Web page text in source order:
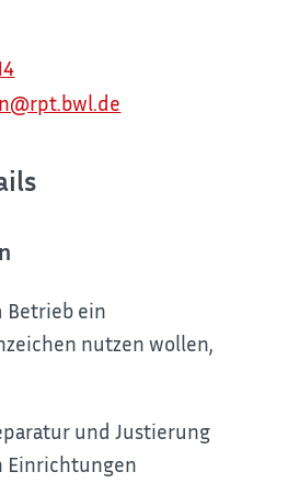
Betrieb ein
nutzen wollen,
und Justierung
Einrichtungen